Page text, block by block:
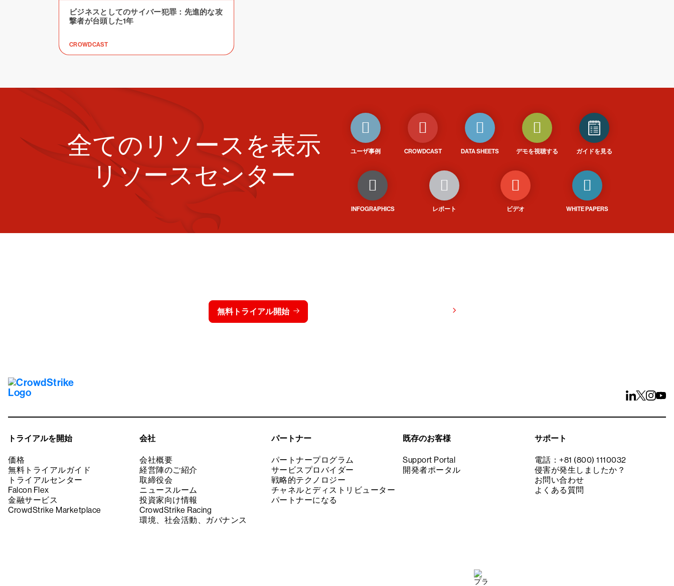
ビジネスとしてのサイバー犯罪：先進的な攻
撃者が台頭した1年
CROWDCAST
全てのリソースを表示
リソースセンター
ユーザ事例 CROWDCAST DATA SHEETS デモを視聴する ガイドを見る
INFOGRAPHICS レポート ビデオ WHITE PAPERS
無料トライアル開始
トライアルを開始
価格
無料トライアルガイド
トライアルセンター
Falcon Flex
金融サービス
CrowdStrike Marketplace
会社
会社概要
経営陣のご紹介
取締役会
ニュースルーム
投資家向け情報
CrowdStrike Racing
環境、社会活動、ガバナンス
パートナー
パートナープログラム
サービスプロバイダー
戦略的テクノロジー
チャネルとディストリビューター
パートナーになる
既存のお客様
Support Portal
開発者ポータル
サポート
電話：+81 (800) 1110032
侵害が発生しましたか？
お問い合わせ
よくある質問